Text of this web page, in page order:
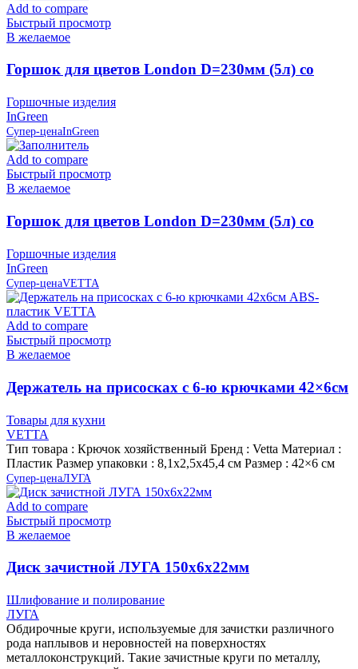
Add to compare
Быстрый просмотр
В желаемое
Горшок для цветов London D=230мм (5л) со
Горшочные изделия
InGreen
Супер-ценаInGreen
Add to compare
Быстрый просмотр
В желаемое
Горшок для цветов London D=230мм (5л) со
Горшочные изделия
InGreen
Супер-ценаVETTA
Add to compare
Быстрый просмотр
В желаемое
Держатель на присосках с 6-ю крючками 42×6см
Товары для кухни
VETTA
Тип товара : Крючок хозяйственный Бренд : Vetta Материал :
Пластик Размер упаковки : 8,1х2,5х45,4 см Размер : 42×6 см
Супер-ценаЛУГА
Add to compare
Быстрый просмотр
В желаемое
Диск зачистной ЛУГА 150х6х22мм
Шлифование и полирование
ЛУГА
Обдирочные круги, используемые для зачистки различного
рода наплывов и неровностей на поверхностях
металлоконструкций. Такие зачистные круги по металлу,